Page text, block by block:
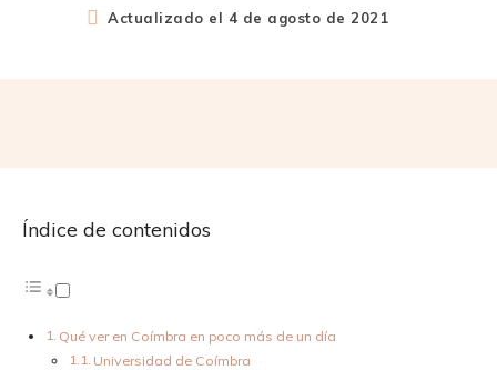
Actualizado el 4 de agosto de 2021
Índice de contenidos
Qué ver en Coímbra en poco más de un día
Universidad de Coímbra